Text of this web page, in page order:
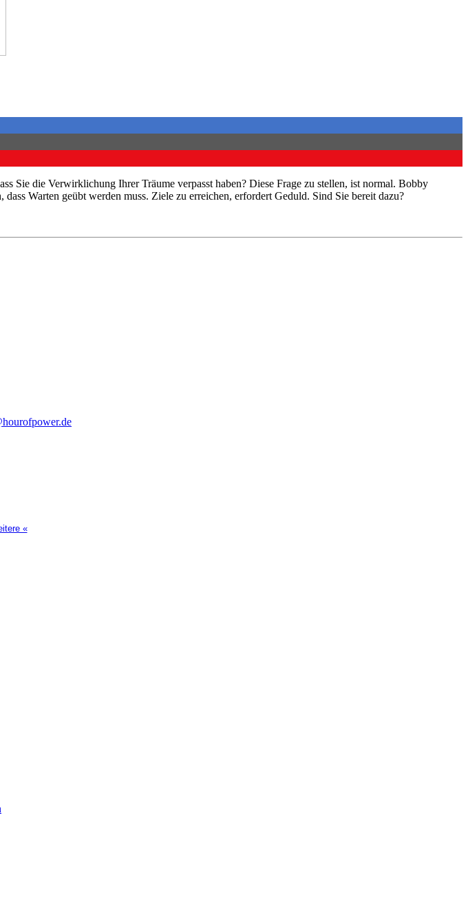
Sie die Verwirklichung Ihrer Träume verpasst haben? Diese Frage zu stellen, ist normal. Bobby
Warten geübt werden muss. Ziele zu erreichen, erfordert Geduld. Sind Sie bereit dazu?
«